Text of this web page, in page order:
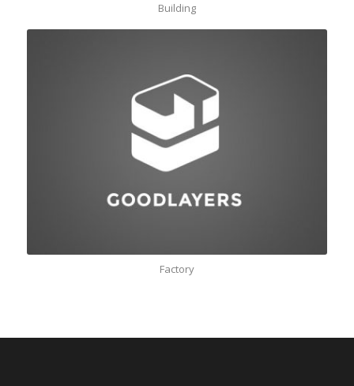
Building
Factory